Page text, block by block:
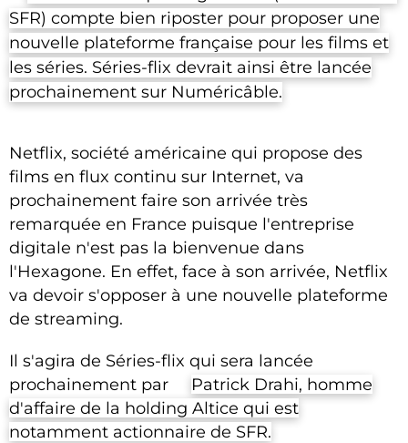
SFR) compte bien riposter pour proposer une
nouvelle plateforme française pour les films et
les séries. Séries-flix devrait ainsi être lancée
prochainement sur Numéricâble.
Netflix, société américaine qui propose des
films en flux continu sur Internet, va
prochainement faire son arrivée très
remarquée en France puisque l'entreprise
digitale n'est pas la bienvenue dans
l'Hexagone. En effet, face à son arrivée, Netflix
va devoir s'opposer à une nouvelle plateforme
de streaming.
Il s'agira de Séries-flix qui sera lancée
prochainement par
Patrick Drahi, homme
d'affaire de la holding Altice qui est
notamment actionnaire de SFR.